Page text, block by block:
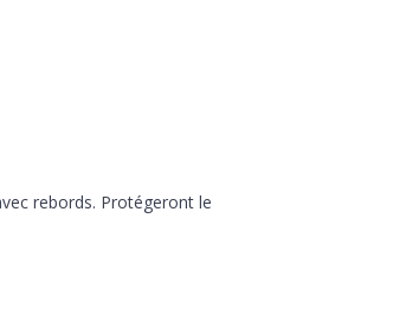
rebords. Protégeront le